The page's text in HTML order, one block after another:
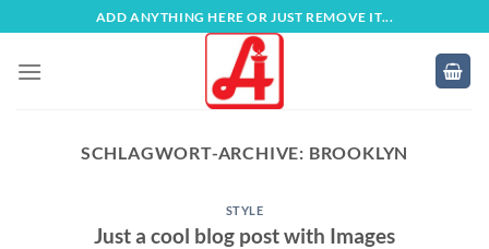
Inhalt
springen
ADD ANYTHING HERE OR JUST REMOVE IT...
SCHLAGWORT-ARCHIVE: BROOKLYN
STYLE
Just a cool blog post with Images